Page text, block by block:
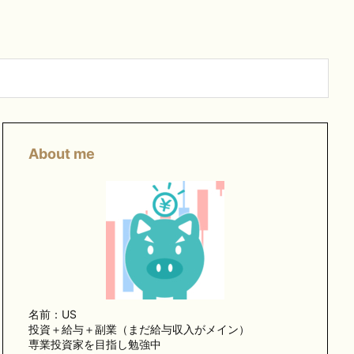
About me
名前：US
投資＋給与＋副業（まだ給与収入がメイン）
専業投資家を目指し勉強中